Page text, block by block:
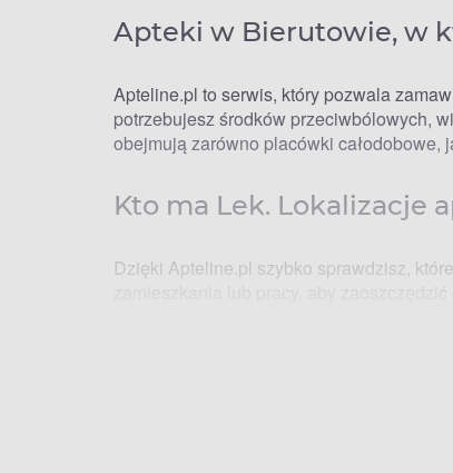
Apteki w Bierutowie, w
Apteline.pl to serwis, który pozwala
potrzebujesz środków przeciwbólowych,
obejmują zarówno placówki
Kto ma Lek. Lokalizacje
Dzięki Apteline.pl szybko sprawdzisz,
Godziny otwarcia aptek w Bierutowie są